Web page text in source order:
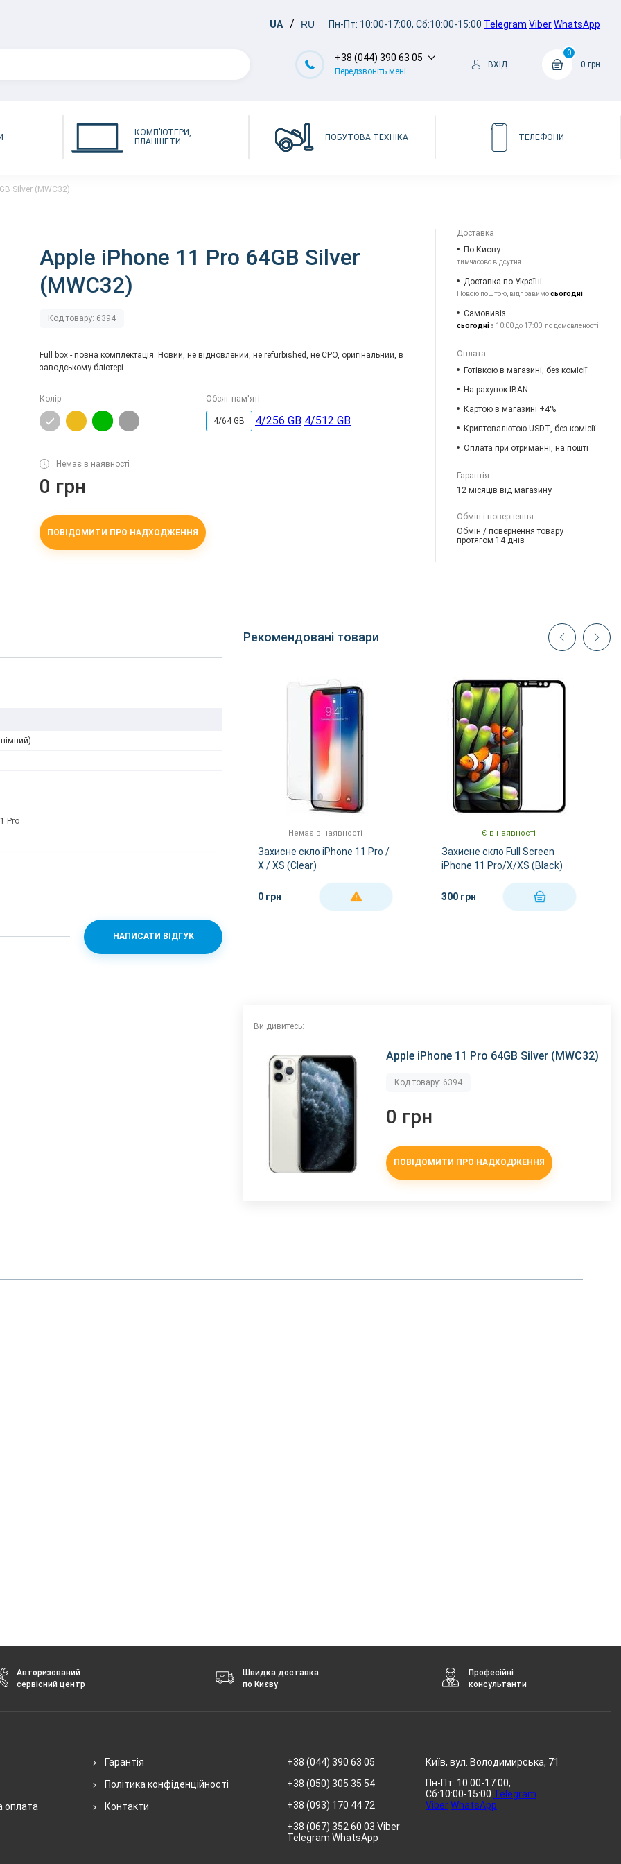
UA RU Пн-Пт: 10:00-17:00, Сб:10:00-15:00 Telegram ViberWhatsApp
+38 (044) 390 63 05
Передзвоніть мені
ВХІД
0
0 грн
КОМП'ЮТЕРИ,
ПЛАНШЕТИ
ПОБУТОВА ТЕХНІКА ТЕЛЕФОНИ
Silver (MWC32)
Apple iPhone 11 Pro 64GB Silver
(MWC32)
Код товару: 6394
Full box - повна комплектація. Новий, не відновлений, не refurbished, не CPO, оригінальний, в
заводському блістері.
Колір Обсяг пам'яті
4/64 GB 4/256 GB 4/512 GB
Немає в наявності
0 грн
ПОВІДОМИТИ ПРО НАДХОДЖЕННЯ
Доставка
По Києву
тимчасово відсутня
Доставка по Україні
Новою поштою, відправимосьогодні
Самовивіз
сьогодніз 10:00 до 17:00, по домовленості
Оплата
Готівкою в магазині, без комісії
На рахунок IBAN
Картою в магазині +4%
Криптовалютою USDT, без комісії
Оплата при отриманні, на пошті
Гарантія
12 місяців від магазину
Обмін і повернення
Обмін / повернення товару
протягом 14 днів
Pro
повідомлення.
НАПИСАТИ ВІДГУК
Рекомендовані товари
Немає в наявності
Захисне скло iPhone 11 Pro /
X / XS (Clear)
0 грн ДЕТАЛЬНІШЕ
Є в наявності
Захисне скло Full Screen
iPhone 11 Pro/X/XS (Black)
300 грн КУПИТИ
Ви дивитесь:
Apple iPhone 11 Pro 64GB Silver (MWC32)
Код товару: 6394
0 грн
ПОВІДОМИТИ ПРО НАДХОДЖЕННЯ
Авторизований
сервісний центр
Швидка доставка
по Києву
Професійні
консультанти
оплата
Гарантія
Політика конфіденційності
Контакти
+38 (044) 390 63 05
+38 (050) 305 35 54
+38 (093) 170 44 72
+38 (067) 352 60 03 Viber
Telegram WhatsApp
Київ, вул. Володимирська, 71
Пн-Пт: 10:00-17:00,
Сб:10:00-15:00 Telegram
ViberWhatsApp